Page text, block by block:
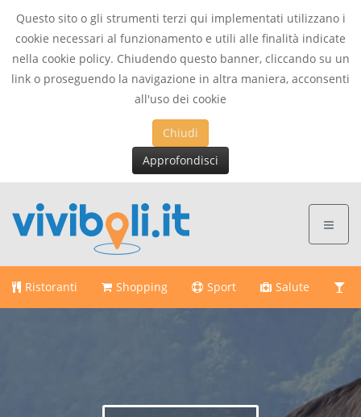
Questo sito o gli strumenti terzi qui implementati utilizzano i
cookie necessari al funzionamento e utili alle finalità indicate
nella cookie policy. Chiudendo questo banner, cliccando su un
link o proseguendo la navigazione in altra maniera, acconsenti
all'uso dei cookie
Chiudi
Approfondisci
Ristoranti Shopping Sport Salute
This page can't load Google Maps correctly.
Do you own this website? OK